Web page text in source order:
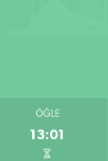
ÖĞLE
13:01